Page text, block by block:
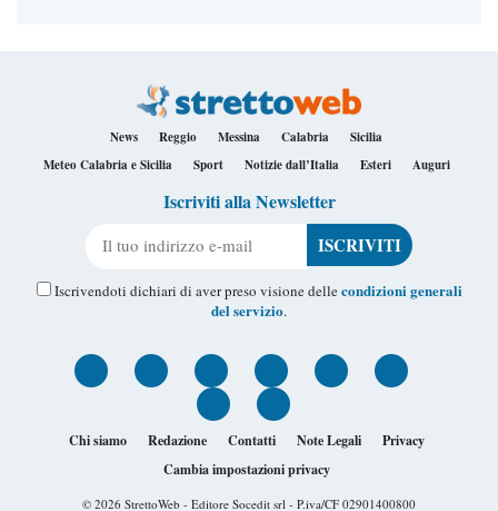
News Reggio Messina Calabria
Sicilia
Meteo Calabria e Sicilia
Sport Notizie dall’Italia Esteri Auguri
Iscriviti alla Newsletter
Iscrivendoti dichiari di aver preso visione dellecondizioni generali
del servizio.
Chi siamo Redazione Contatti Note Legali
Privacy
Cambia impostazioni privacy
© 2026 StrettoWeb - Editore Socedit srl - P.iva/CF 02901400800